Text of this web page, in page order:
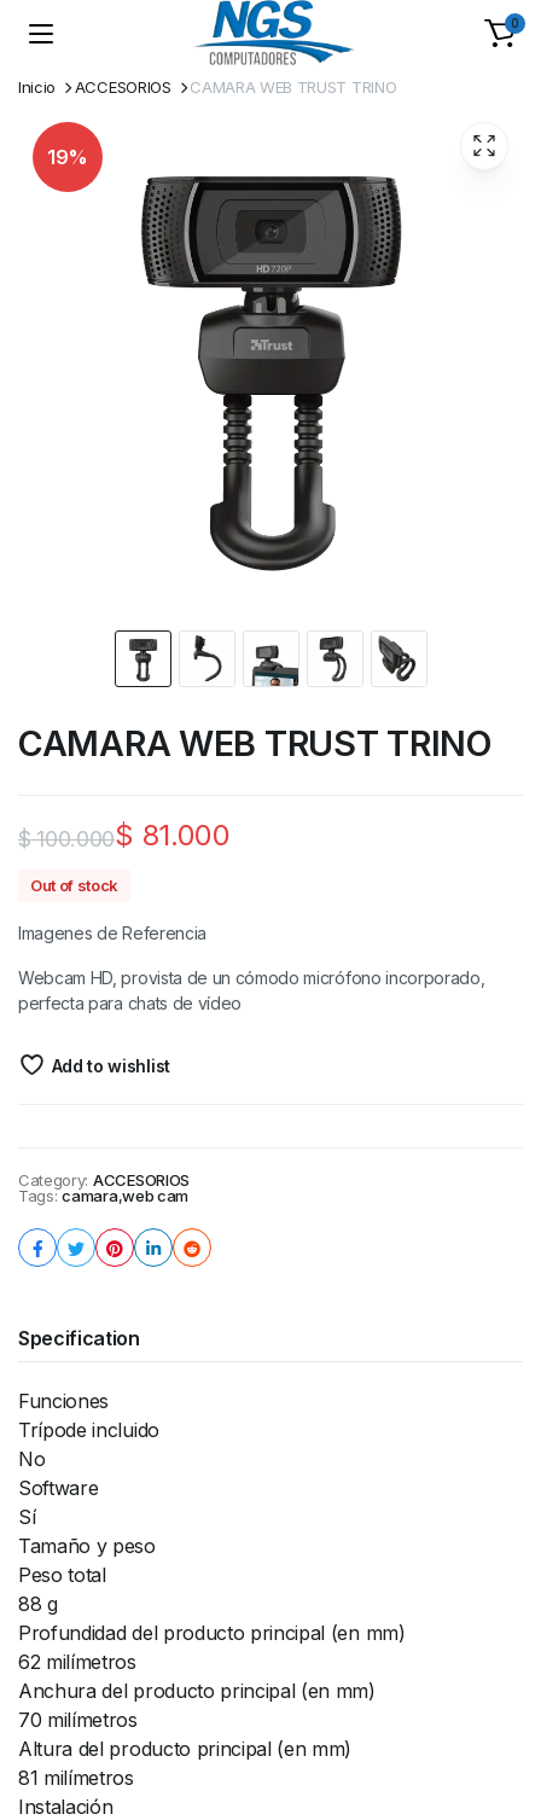
0
Inicio ACCESORIOS CAMARA WEB TRUST TRINO
19%
CAMARA WEB TRUST TRINO
$100.000$ 81.000
Out of stock
Imagenes de Referencia
Webcam HD, provista de un cómodo micrófono incorporado,
perfecta para chats de vídeo
Add to wishlist
Category: ACCESORIOS
Tags: camara,web cam
Specification
Funciones
Trípode incluido
No
Software
Sí
Tamaño y peso
Peso total
88 g
Profundidad del producto principal (en mm)
62 milímetros
Anchura del producto principal (en mm)
70 milímetros
Altura del producto principal (en mm)
81 milímetros
Instalación